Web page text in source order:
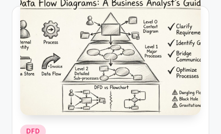
Posted
DFD